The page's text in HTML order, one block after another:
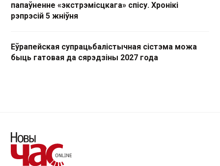
папаўненне «экстрэмісцкага» спісу. Хронікі
рэпрэсій 5 жніўня
Еўрапейская супрацьбалістычная сістэма можа
быць гатовая да сярэдзіны 2027 года